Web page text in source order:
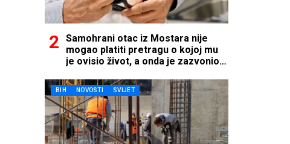
Samohrani otac iz Mostara nije
mogao platiti pretragu o kojoj mu
je ovisio život, a onda je zazvonio
BIH NOVOSTI SVIJET